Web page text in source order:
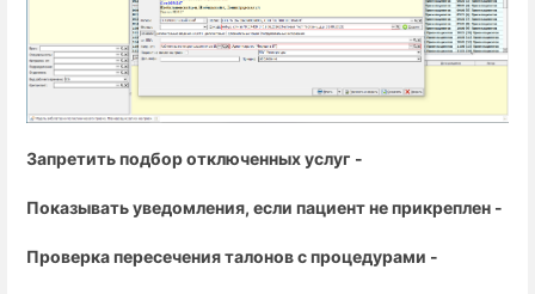
Запретить подбор отключенных услуг -
Показывать уведомления, если пациент не прикреплен -
Проверка пересечения талонов с процедурами -